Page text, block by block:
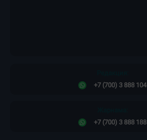
+7 (700) 3 888 104
+7 (700) 3 888 188